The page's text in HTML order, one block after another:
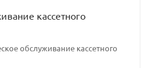
кассетного
обслуживание кассетного